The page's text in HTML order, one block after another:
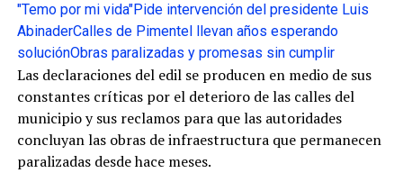
"Temo por mi vida"Pide intervención del presidente Luis
AbinaderCalles de Pimentel llevan años esperando
soluciónObras paralizadas y promesas sin cumplir
Las declaraciones del edil se producen en medio de sus
constantes críticas por el deterioro de las calles del
municipio y sus reclamos para que las autoridades
concluyan las obras de infraestructura que permanecen
paralizadas desde hace meses.